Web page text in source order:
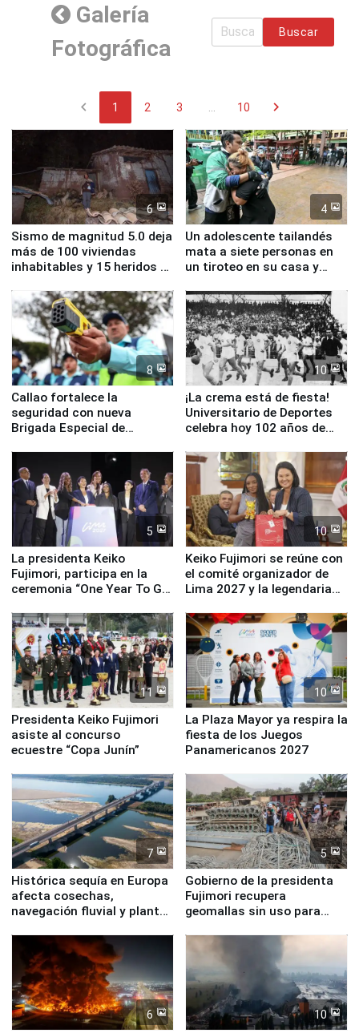
Galería
Fotográfica
Buscar
chevron_left 1 2 3 10 chevron_right
6
Sismo de magnitud 5.0 deja
más de 100 viviendas
inhabitables y 15 heridos en
4
Un adolescente tailandés
mata a siete personas en
un tiroteo en su casa y
8
Callao fortalece la
seguridad con nueva
Brigada Especial de
equipamiento para
Serenazgo
10
¡La crema está de fiesta!
Universitario de Deportes
celebra hoy 102 años de
5
La presidenta Keiko
Fujimori, participa en la
ceremonia “One Year To Go
10
Keiko Fujimori se reúne con
el comité organizador de
Lima 2027 y la legendaria
11
Presidenta Keiko Fujimori
asiste al concurso
ecuestre “Copa Junín”
10
La Plaza Mayor ya respira la
fiesta de los Juegos
Panamericanos 2027
7
Histórica sequía en Europa
afecta cosechas,
navegación fluvial y plantas
5
Gobierno de la presidenta
Fujimori recupera
geomallas sin uso para
Fenómeno El Niño
6 10